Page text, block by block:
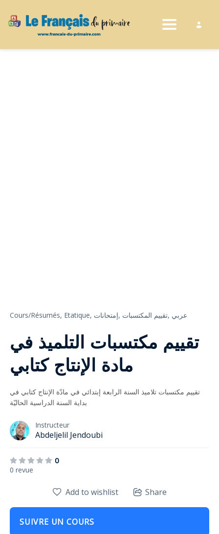
Toggle
Cours/Résumés, Etatique, إمتحانات, تقييم المكتسبات, عربي
تقييم مكتسبات التلميذ في
مادة الإنتاج كتابي
تقييم مكتسبات تلاميذ السنة الرابعة إبتدائي في مادّة الإنتاج كتابي في
بداية السنة الدراسية الحاليّة
Instructeur
Abdeljelil Jendoubi
0
0 revue
Add to wishlist Share
SUIVRE UN COURS